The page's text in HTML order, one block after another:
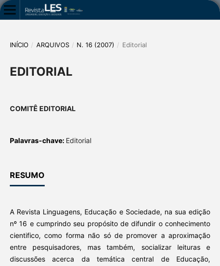
INÍCIO / ARQUIVOS / N. 16 (2007) / Editorial
EDITORIAL
COMITÊ EDITORIAL
Palavras-chave: Editorial
RESUMO
A Revista Linguagens, Educação e Sociedade, na sua edição
nº 16 e cumprindo seu propósito de difundir o conhecimento
cientifico, como forma não só de promover a aproximação
entre pesquisadores, mas também, socializar leituras e
discussões acerca da temática central de Educação,